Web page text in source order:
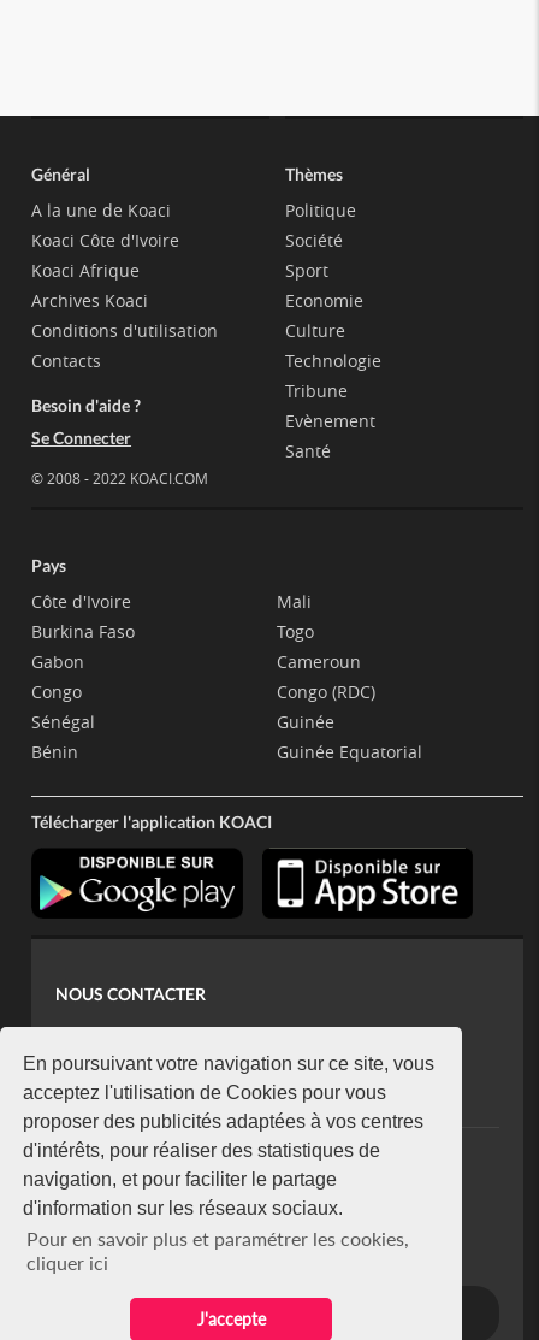
En poursuivant votre navigation sur ce site, vous
acceptez l'utilisation de Cookies pour vous
proposer des publicités adaptées à vos centres
d'intérêts, pour réaliser des statistiques de
navigation, et pour faciliter le partage
d'information sur les réseaux sociaux.
Pour en savoir plus et paramétrer les cookies,
cliquer ici
J'accepte
Général
A la une de Koaci
Koaci Côte d'Ivoire
Koaci Afrique
Archives Koaci
Conditions d'utilisation
Contacts
Besoin d'aide ?
Se Connecter
© 2008 - 2022 KOACI.COM
Thèmes
Politique
Société
Sport
Economie
Culture
Technologie
Tribune
Evènement
Santé
Pays
Côte d'Ivoire
Burkina Faso
Gabon
Congo
Sénégal
Bénin
Mali
Togo
Cameroun
Congo (RDC)
Guinée
Guinée Equatorial
Télécharger l'application KOACI
NOUS CONTACTER
koaci@yahoo.fr
+225 07 08 85 52 93
NEWSLETTER
Restez connecté via notre newsletter
S'abonner
Se désabonner